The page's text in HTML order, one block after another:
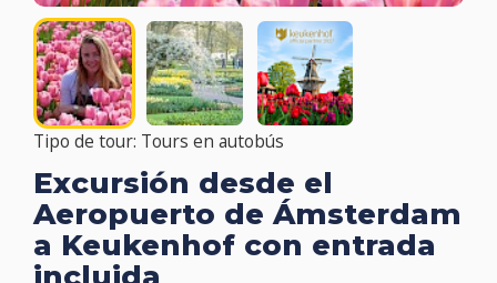
Tipo de tour: Tours en autobús
Excursión desde el
Aeropuerto de Ámsterdam
a Keukenhof con entrada
incluida